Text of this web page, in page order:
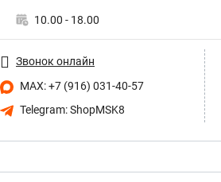
10.00 - 18.00
Звонок онлайн
MAX: +7 (916) 031-40-57
Telegram: ShopMSK8